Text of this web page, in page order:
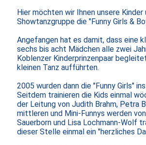
Hier möchten wir Ihnen unsere Kinder
Showtanzgruppe die "Funny Girls &
Angefangen hat es damit, dass eine
sechs bis acht Mädchen alle zwei
Koblenzer Kinderprinzenpaar
kleinen Tanz aufführten.
2005 wurden dann die "Funny Girls"
Seitdem trainieren die Kids einmal
der Leitung von Judith Brahm, Petra
mittleren und Mini-Funnys werden
Sauerborn und Lisa Lochmann-Wolf
dieser Stelle einmal ein "herzliches